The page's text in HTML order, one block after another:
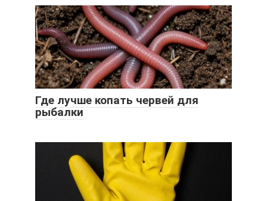
Где лучше копать червей для
рыбалки